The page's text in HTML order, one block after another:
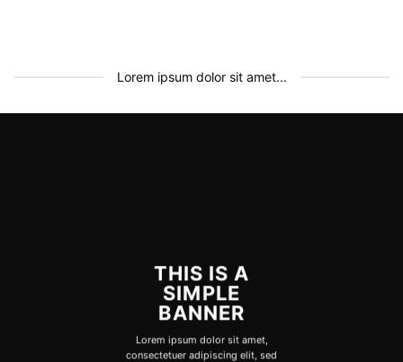
Lorem ipsum dolor sit amet...
THIS IS A
SIMPLE
BANNER
Lorem ipsum dolor sit amet,
consectetuer adipiscing elit, sed